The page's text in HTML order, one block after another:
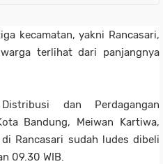
kecamatan, yakni Rancasari,
terlihat dari panjangnya
dan Perdagangan
Bandung, Meiwan Kartiwa,
Rancasari sudah ludes dibeli
09.30 WIB.